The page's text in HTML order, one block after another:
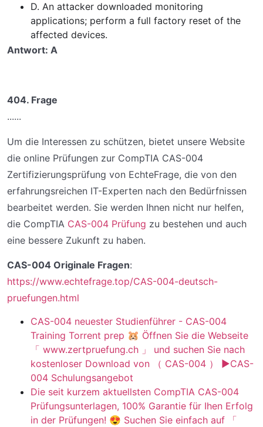
D. An attacker downloaded monitoring
applications; perform a full factory reset of the
affected devices.
Antwort: A
404. Frage
......
Um die Interessen zu schützen, bietet unsere Website
die online Prüfungen zur CompTIA CAS-004
Zertifizierungsprüfung von EchteFrage, die von den
erfahrungsreichen IT-Experten nach den Bedürfnissen
bearbeitet werden. Sie werden Ihnen nicht nur helfen,
die CompTIA CAS-004 Prüfung zu bestehen und auch
eine bessere Zukunft zu haben.
CAS-004 Originale Fragen:
https://www.echtefrage.top/CAS-004-deutsch-
pruefungen.html
CAS-004 neuester Studienführer - CAS-004
Training Torrent prep 🐹 Öffnen Sie die Webseite
「 www.zertpruefung.ch 」 und suchen Sie nach
kostenloser Download von （ CAS-004 ） ▶CAS-
004 Schulungsangebot
Die seit kurzem aktuellsten CompTIA CAS-004
Prüfungsunterlagen, 100% Garantie für Ihen Erfolg
in der Prüfungen! 😍 Suchen Sie einfach auf 「